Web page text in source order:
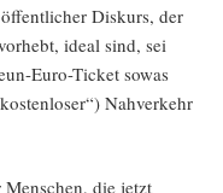
Dis­kurs, der
ide­al sind, sei
Euro-Ticket sowas
Nah­ver­kehr
die jetzt